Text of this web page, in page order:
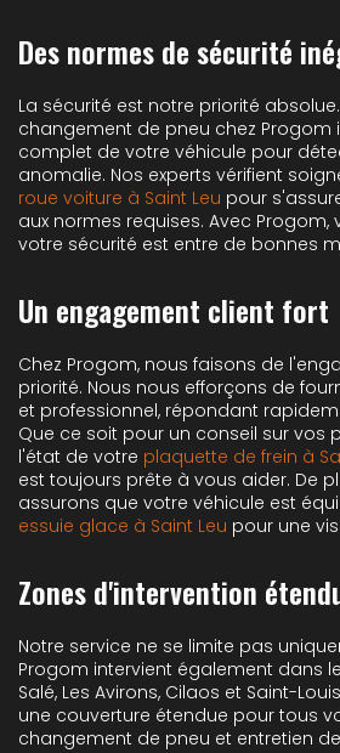
Des normes de sécurité
La sécurité est notre priorité
changement de pneu chez Progom
complet de votre véhicule pour
anomalie. Nos experts vérifient
roue voiture à Saint Leu pour
aux normes requises. Avec
votre sécurité est entre de bonnes
Un engagement client fort
Chez Progom, nous faisons de
priorité. Nous nous efforçons de
et professionnel, répondant
Que ce soit pour un conseil sur vos
l'état de votre plaquette de frein à
est toujours prête à vous aider. De
assurons que votre véhicule est
essuie glace à Saint Leu pour une
Zones d'intervention
Notre service ne se limite pas
Progom intervient également dans
Salé, Les Avirons, Cilaos et Saint-
une couverture étendue pour tous
changement de pneu et entretien